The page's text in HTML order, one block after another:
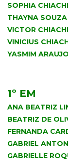
SOPHIA
THAYNA
VICTOR
VINICIUS
YASMIM
1º EM
ANA BEATRIZ
BEATRIZ DE
FERNANDA
GABRIEL
GABRIELLE